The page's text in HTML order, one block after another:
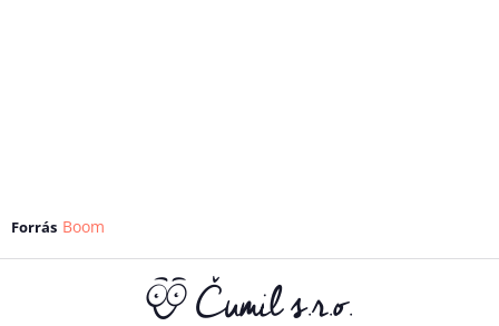
Forrás Boom